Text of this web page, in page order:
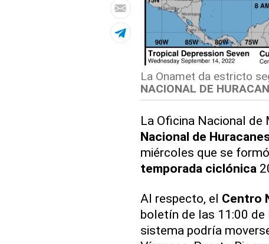
La Onamet da estricto
NACIONAL DE
La Oficina Nacional
Nacional de
miércoles que se
temporada ciclónica
Al respecto, el Centro
boletín de las 11:00 de
sistema podría